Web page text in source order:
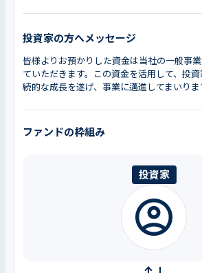
投資家の方へメッセージ
皆様よりお預かりした資金は当社の一般事
ていただきます。この資金を活用して、投
続的な成長を遂げ、事業に邁進してまいりま
ファンドの枠組み
投資家